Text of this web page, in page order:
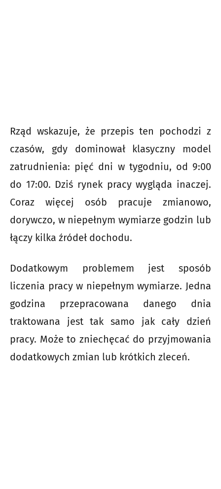
Rząd wskazuje, że przepis ten pochodzi z
czasów, gdy dominował klasyczny model
zatrudnienia: pięć dni w tygodniu, od 9:00
do 17:00. Dziś rynek pracy wygląda inaczej.
Coraz więcej osób pracuje zmianowo,
dorywczo, w niepełnym wymiarze godzin lub
łączy kilka źródeł dochodu.
Dodatkowym problemem jest sposób
liczenia pracy w niepełnym wymiarze. Jedna
godzina przepracowana danego dnia
traktowana jest tak samo jak cały dzień
pracy. Może to zniechęcać do przyjmowania
dodatkowych zmian lub krótkich zleceń.